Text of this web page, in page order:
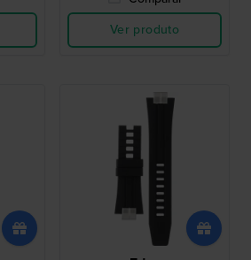
Ver produto